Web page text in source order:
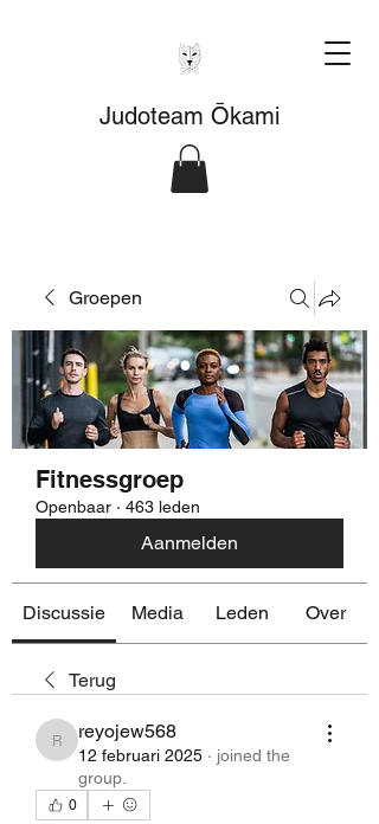
Judoteam Ōkami
Groepen
Fitnessgroep
Openbaar · 463 leden
Aanmelden
Discussie Media Leden Over
Terug
reyojew568
reyojew568
12 februari 2025 · joined the
group.
0